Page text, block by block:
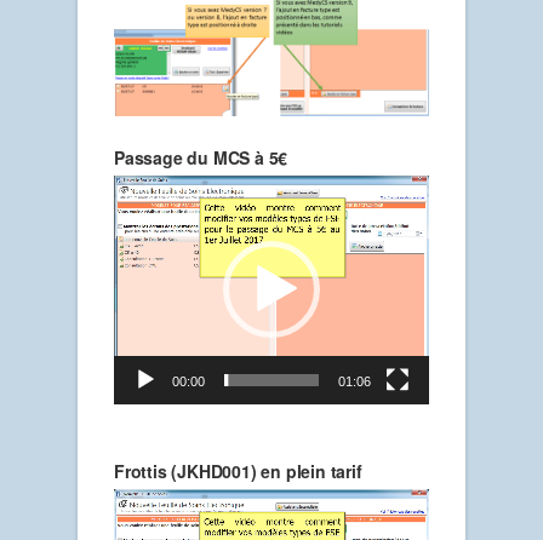
Passage du MCS à 5€
Lecteur
vidéo
00:00 01:06
Frottis (JKHD001) en plein tarif
Lecteur
vidéo